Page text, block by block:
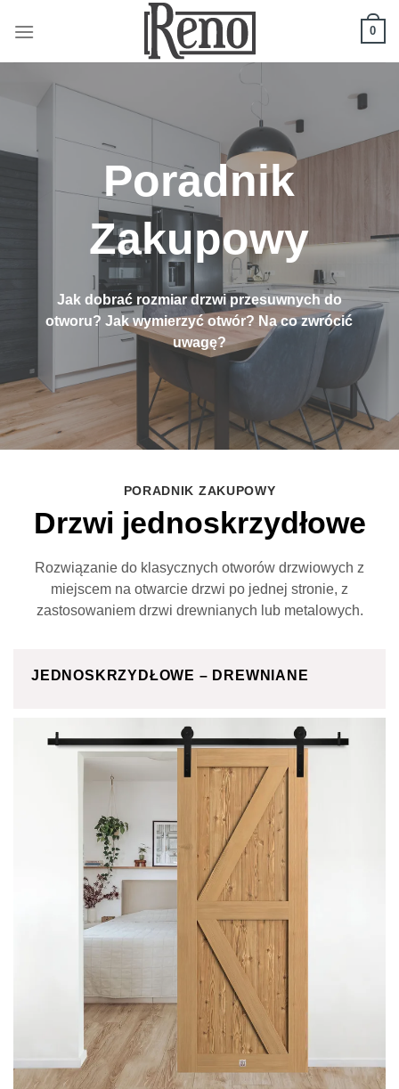
0
Poradnik
Zakupowy
Jak dobrać rozmiar drzwi przesuwnych do
otworu? Jak wymierzyć otwór? Na co zwrócić
uwagę?
PORADNIK ZAKUPOWY
Drzwi jednoskrzydłowe
Rozwiązanie do klasycznych otworów drzwiowych z
miejscem na otwarcie drzwi po jednej stronie, z
zastosowaniem drzwi drewnianych lub metalowych.
JEDNOSKRZYDŁOWE – DREWNIANE